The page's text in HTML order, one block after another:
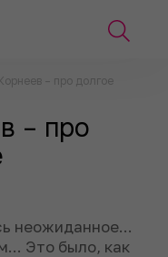
– про долгое
– про
неожиданное...
Это было, как